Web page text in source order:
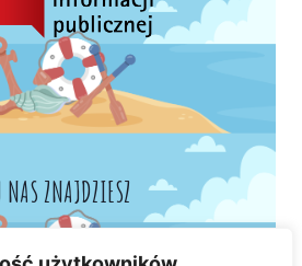
NAS ZNAJDZIESZ